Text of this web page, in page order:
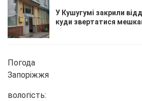
У Кушугумі закрили
куди звертатися
Погода
Запоріжжя
вологість: